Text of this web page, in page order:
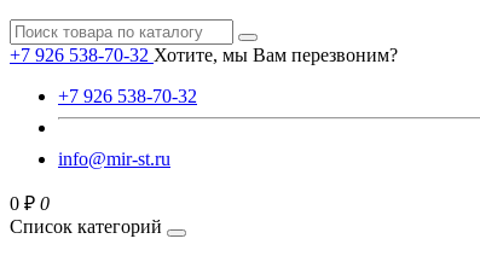
+7 926 538-70-32 Хотите, мы Вам перезвоним?
+7 926 538-70-32
info@mir-st.ru
0 ₽ 0
Список категорий